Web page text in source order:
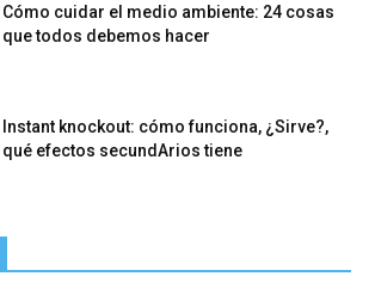
Cómo cuidar el medio ambiente: 24 cosas
que todos debemos hacer
Instant knockout: cómo funciona, ¿Sirve?,
qué efectos secundArios tiene